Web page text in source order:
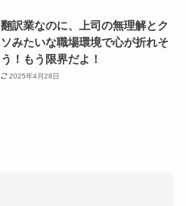
翻訳業なのに、上司の無理解とク
ソみたいな職場環境で心が折れそ
う！もう限界だよ！
2025年4月28日